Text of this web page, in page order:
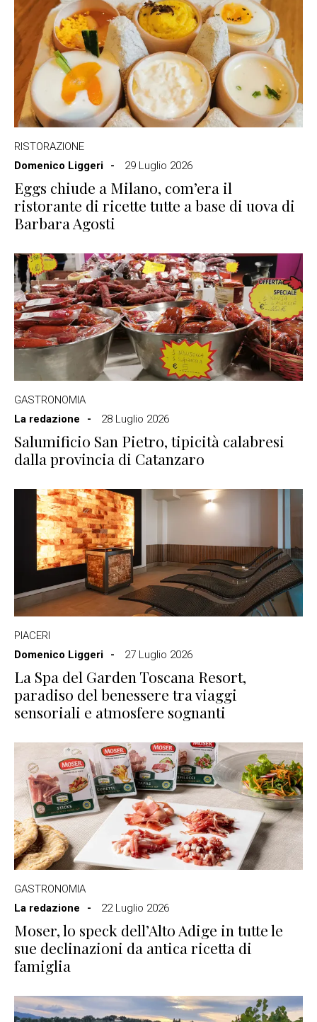
RISTORAZIONE
Domenico Liggeri
29 Luglio 2026
Eggs chiude a Milano, com’era il
ristorante di ricette tutte a base di uova di
Barbara Agosti
GASTRONOMIA
La redazione
28 Luglio 2026
Salumificio San Pietro, tipicità calabresi
dalla provincia di Catanzaro
PIACERI
Domenico Liggeri
27 Luglio 2026
La Spa del Garden Toscana Resort,
paradiso del benessere tra viaggi
sensoriali e atmosfere sognanti
GASTRONOMIA
La redazione
22 Luglio 2026
Moser, lo speck dell’Alto Adige in tutte le
sue declinazioni da antica ricetta di
famiglia